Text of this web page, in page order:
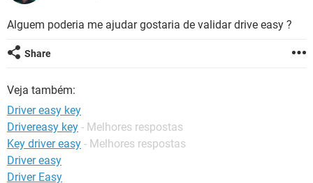
GUIA DE COMPRAS
INSTAGRAM GMAIL
CELULAR
OUTLOOK EXCEL
INSTAGRAM
JOGOS WHATSAPP
INSTAGRAM
GUIA DE COMPRAS
Alguem poderia me ajudar gostaria de validar drive easy ?
Share
Veja também:
Driver easy key
Drivereasy key - Melhores respostas
Key driver easy - Melhores respostas
Driver easy
Driver Easy